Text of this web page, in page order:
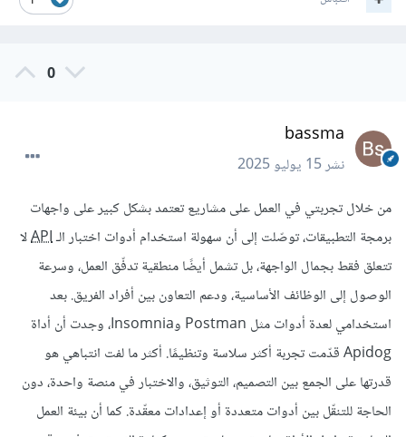
0
bassma
نشر15 يوليو 2025
من خلال تجربتي في العمل على مشاريع تعتمد بشكل كبير على واجهات
برمجة التطبيقات، توصّلت إلى أن سهولة استخدام أدوات اختبار الـAPIلا
تتعلق فقط بجمال الواجهة، بل تشمل أيضًا منطقية تدفّق العمل، وسرعة
الوصول إلى الوظائف الأساسية، ودعم التعاون بين أفراد الفريق. بعد
استخدامي لعدة أدوات مثل Postman وInsomnia، وجدت أن أداة
Apidog قدّمت تجربة أكثر سلاسة وتنظيمًا. أكثر ما لفت انتباهي هو
قدرتها على الجمع بين التصميم، التوثيق، والاختبار في منصة واحدة، دون
الحاجة للتنقّل بين أدوات متعددة أو إعدادات معقّدة. كما أن بيئة العمل